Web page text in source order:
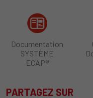
Documentation
SYSTÈME
ECAP®
PARTAGEZ SUR